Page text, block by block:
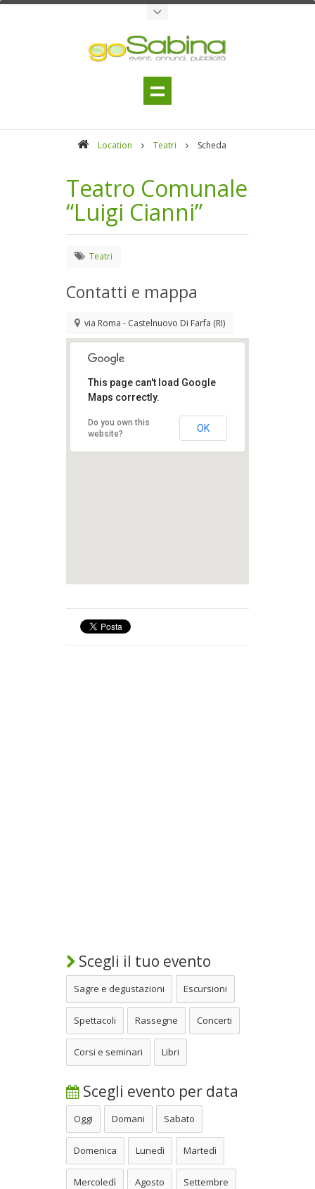
Location Teatri Scheda
Teatro Comunale
“Luigi Cianni”
Teatri
Contatti e mappa
via Roma - Castelnuovo Di Farfa (RI)
This page can't load Google
Maps correctly.
Do you own this
website?
OK
Scegli il tuo evento
Sagre e degustazioni Escursioni
Spettacoli Rassegne Concerti
Corsi e seminari Libri
Scegli evento per data
Oggi Domani Sabato
Domenica Lunedì Martedì
Mercoledì Agosto Settembre